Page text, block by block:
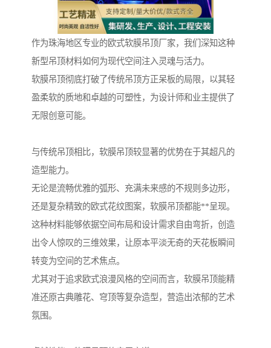
作为珠海地区专业的欧式软膜吊顶厂家，我们深知这种
新型吊顶材料如何为现代空间注入灵魂与活力。
软膜吊顶彻底打破了传统吊顶方正呆板的局限，以其轻
盈柔软的质地和卓越的可塑性，为设计师和业主提供了
无限创意可能。
与传统吊顶相比，软膜吊顶较显著的优势在于其超凡的
造型能力。
无论是流畅优雅的弧形、充满未来感的不规则多边形，
还是复杂精致的欧式花纹图案，软膜吊顶都能**呈现。
这种材料能够依据空间布局和设计需求自由弯折，创造
出令人惊叹的三维效果，让原本平淡无奇的天花板瞬间
转变为空间的艺术焦点。
尤其对于追求欧式浪漫风格的空间而言，软膜吊顶能精
准还原古典雕花、穹顶等复杂造型，营造出浓郁的艺术
氛围。